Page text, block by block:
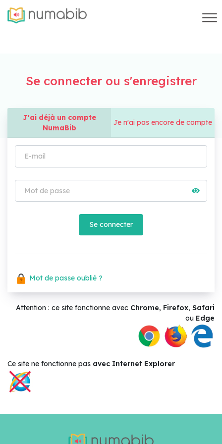
Se connecter ou s'enregistrer
J'ai déjà un compte
NumaBib
Je n'ai pas encore de compte
Se connecter
Mot de passe oublié ?
Attention : ce site fonctionne avec Chrome, Firefox, Safari
ou Edge
Ce site ne fonctionne pas avec Internet Explorer